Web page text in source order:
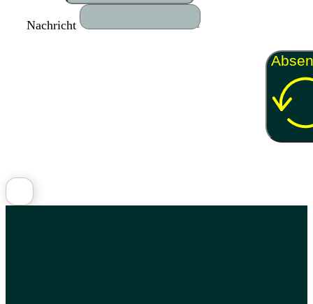
Nachricht